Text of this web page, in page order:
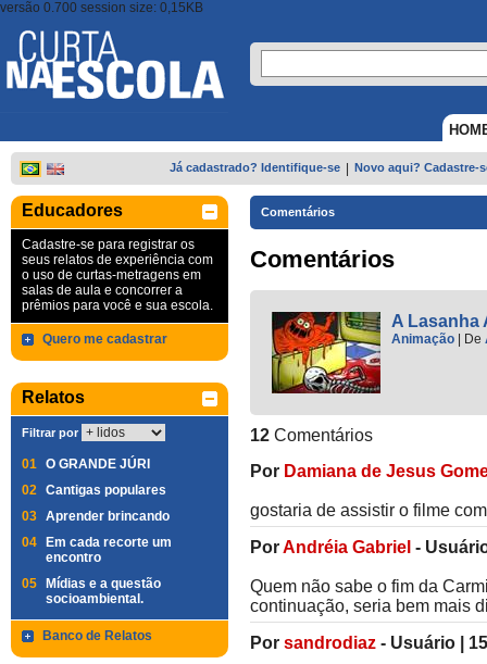
versão 0.700 session size: 0,15KB
Já cadastrado? Identifique-se Novo aqui? Cadastre-
Educadores
Cadastre-se para registrar os
seus relatos de experiência com
o uso de curtas-metragens em
salas de aula e concorrer a
prêmios para você e sua escola.
Quero me cadastrar
Relatos
Filtrar por
01 O GRANDE JÚRI
02 Cantigas populares
03 Aprender brincando
04
Em cada recorte um
encontro
05
Mídias e a questão
socioambiental.
Banco de Relatos
Comentários
Comentários
A Lasanha
Animação De
12 Comentários
Por Damiana de Jesus
gostaria de assistir o filme
PorAndréia Gabriel -
Quem não sabe o fim da
continuação, seria bem mais
Por sandrodiaz - Usuário